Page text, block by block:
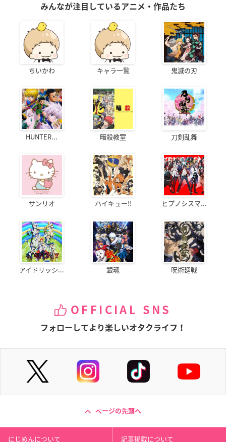
みんなが注目しているアニメ・作品たち
ちいかわ キャラ一覧 鬼滅の刃
HUNTER... 暗殺教室 刀剣乱舞
サンリオ ハイキュー!! ヒプノシスマ...
アイドリッシ... 銀魂 呪術廻戦
OFFICIAL SNS
フォローしてより楽しいオタクライフ！
ページの先頭へ
にじめんについて 記事掲載について